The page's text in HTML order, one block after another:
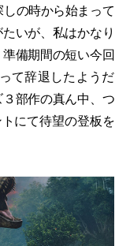
しの時から始まって
いが、私はかなり
備期間の短い今回
て辞退したようだ
部作の真ん中、つ
にて待望の登板を